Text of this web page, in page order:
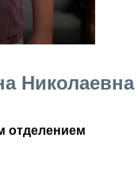
отделением
Николаевна